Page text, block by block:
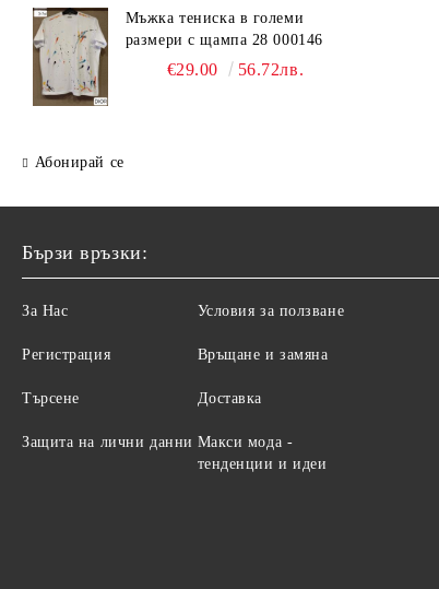
Мъжка тениска в големи
размери с щампа 28 000146
€29.00 56.72лв.
Абонирай се
Бързи връзки:
За Нас
Регистрация
Търсене
Защита на лични данни
Условия за ползване
Връщане и замяна
Доставка
Макси мода -
тенденции и идеи